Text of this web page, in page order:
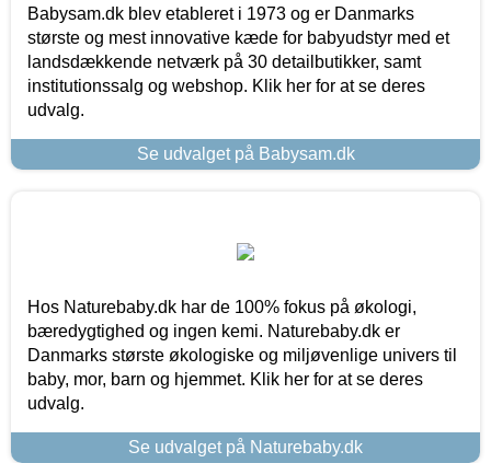
Babysam.dk blev etableret i 1973 og er Danmarks
største og mest innovative kæde for babyudstyr med et
landsdækkende netværk på 30 detailbutikker, samt
institutionssalg og webshop. Klik her for at se deres
udvalg.
Se udvalget på Babysam.dk
Hos Naturebaby.dk har de 100% fokus på økologi,
bæredygtighed og ingen kemi. Naturebaby.dk er
Danmarks største økologiske og miljøvenlige univers til
baby, mor, barn og hjemmet. Klik her for at se deres
udvalg.
Se udvalget på Naturebaby.dk